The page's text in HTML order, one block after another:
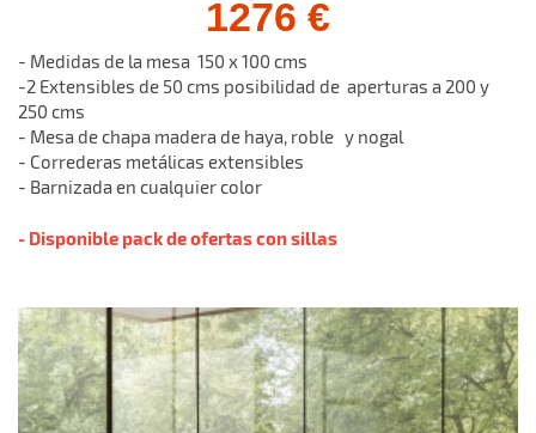
1276 €
- Medidas de la mesa 150 x 100 cms
-2 Extensibles de 50 cms posibilidad de aperturas a 200 y
250 cms
- Mesa de chapa madera de haya, roble y nogal
- Correderas metálicas extensibles
- Barnizada en cualquier color
- Disponible pack de ofertas con sillas